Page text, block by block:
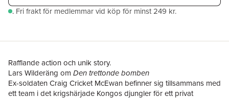
. Fri frakt för medlemmar vid köp för minst 249 kr.
Rafflande action och unik story.
Lars Wilderäng om Den trettonde bomben
Ex-soldaten Craig Cricket McEwan befinner sig tillsammans med
ett team i det krigshärjade Kongos djungler för ett privat